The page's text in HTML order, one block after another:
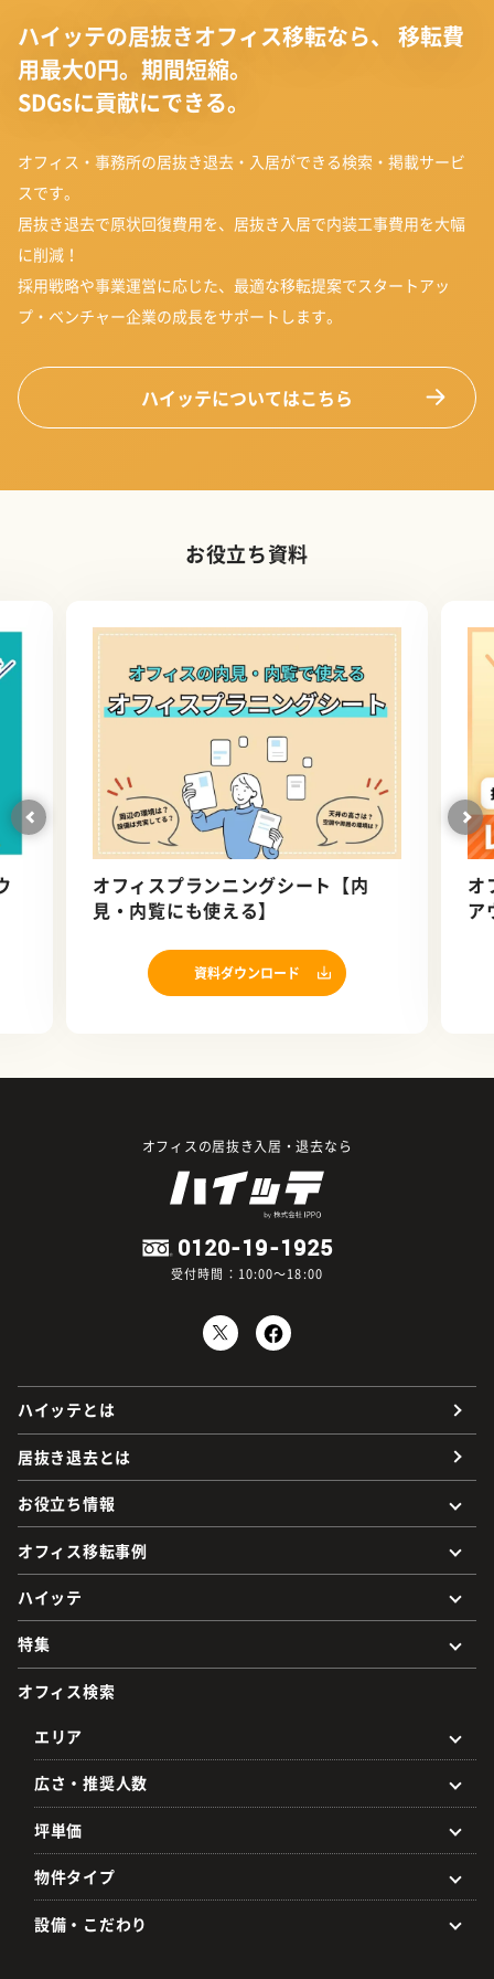
ハイッテの居抜きオフィス移転なら、
移転費
用最大0円。期間短縮。
SDGsに貢献にできる。
オフィス・事務所の居抜き退去・入居ができる検索・掲載サービ
スです。
居抜き退去で原状回復費用を、居抜き入居で内装工事費用を大幅
に削減！
採用戦略や事業運営に応じた、最適な移転提案でスタートアッ
プ・ベンチャー企業の成長をサポートします。
ハイッテについてはこちら
お役立ち資料
オフィスプランニングシート【内
見・内覧にも使える】
資料ダウンロード
オ
ア
オフィスの居抜き入居・退去なら
0120-19-1925
受付時間：10:00～18:00
ハイッテとは
居抜き退去とは
お役立ち情報
オフィス移転事例
ハイッテ
特集
オフィス検索
エリア
広さ・推奨人数
坪単価
物件タイプ
設備・こだわり